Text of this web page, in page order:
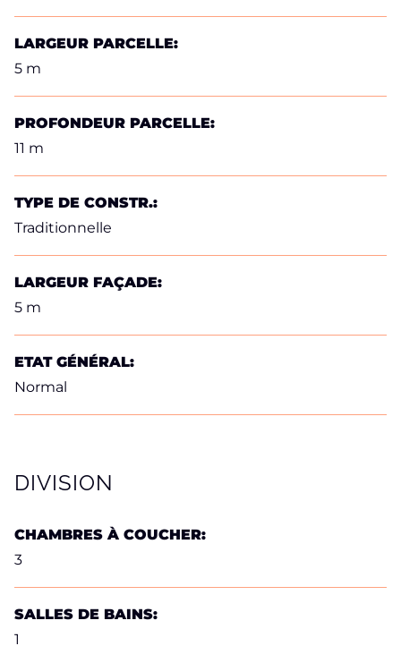
LARGEUR PARCELLE:
5 m
PROFONDEUR PARCELLE:
11 m
TYPE DE CONSTR.:
Traditionnelle
LARGEUR FAÇADE:
5 m
ETAT GÉNÉRAL:
Normal
DIVISION
CHAMBRES À COUCHER:
3
SALLES DE BAINS:
1